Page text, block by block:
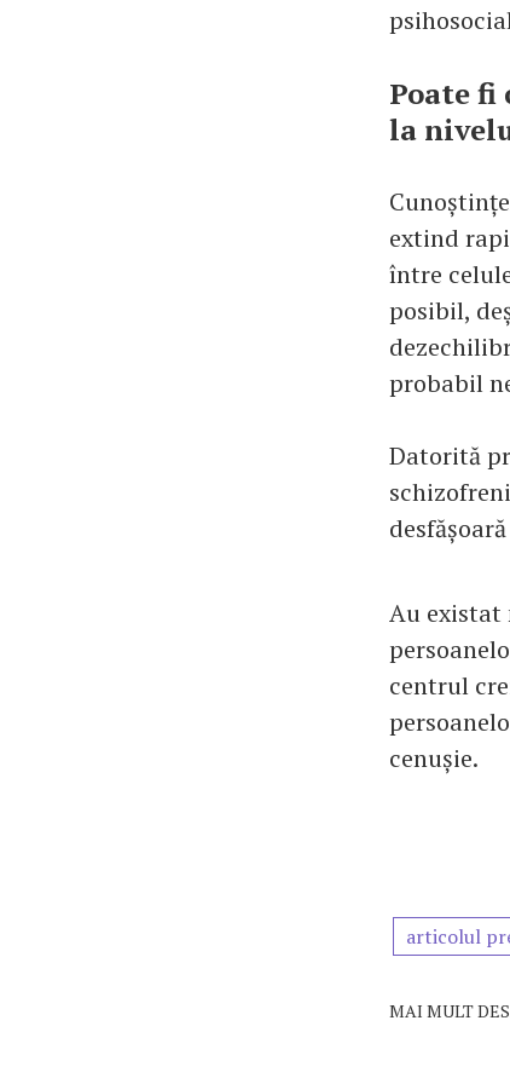
Poate fi
la
extind
între
posibil,
probabil
Datorită
Au
centrul
cenușie.
articolul
MAI MULT